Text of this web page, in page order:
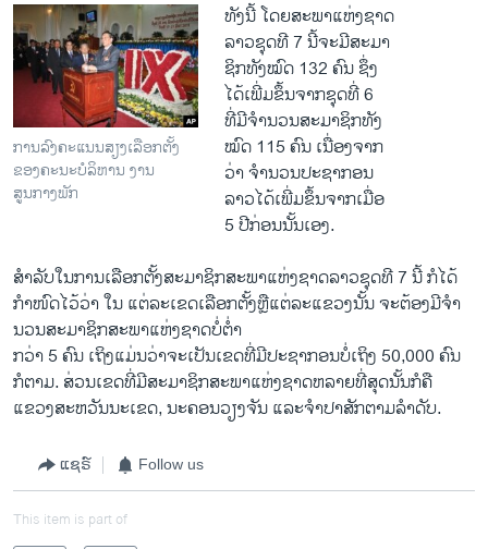
ການລົງຄະແນນສຽງເລືອກຕັ້ງ
ຂອງຄະນະບໍລິຫານ ງານ
ສູນກາງພັກ
ທັງ​ນີ້ ​ໂດຍ​ສະພາ​ແຫ່ງ​ຊາດ​
ລາວ​ຊຸດ​ທີ 7 ນີ້ຈະ​ມີ​ສະມາ
ຊິກທັງໝົດ 132 ຄົນ ຊຶ່ງ
ໄດ້ເພີ່ມຂຶ້ນຈາກຊຸດທີ່ 6
ທີ່ມີຈໍານວນສະມາຊິກທັງ
ໝົດ 115 ຄົນ ເນື່ອງຈາກ
ວ່າ ຈໍານວນປະຊາກອນ
ລາວໄດ້ເພີ່ມຂຶ້ນຈາກ​ເມື່ອ
5 ປີ​ກ່ອນນັ້ນເອງ.
ສໍາລັບໃນການເລືອກຕັ້ງສະມາຊິກສະພາແຫ່ງຊາດລາວຊຸດທີ 7 ນີ້ ກໍໄດ້
ກໍາໜົດໄວ້ວ່າ ໃນ ແຕ່ລະເຂດເລືອກຕັ້ງຫຼືແຕ່ລະແຂວງນັ້ນ ຈະຕ້ອງມີຈໍາ
ນວນສະມາຊິກສະພາແຫ່ງຊາດບໍ່ຕໍ່າ
ກວ່າ 5 ຄົນ ເຖິງແມ່ນວ່າຈະເປັນເຂດທີ່ມີປະຊາກອນບໍ່ເຖິງ 50,000 ຄົນ
ກໍຕາມ. ສ່ວນເຂດ​ທີ່ມີສະມາຊິກສະພາແຫ່ງຊາດຫລາ​ຍທີ່​ສຸດ​ນັ້ນກໍ​ຄື ​
ແຂວງສະຫວັນນະເຂດ, ນະຄອນວຽງຈັນ ແລະຈໍາປາສັກຕາມລໍາດັບ.
ແຊຣ໌ Follow us
This item is part of